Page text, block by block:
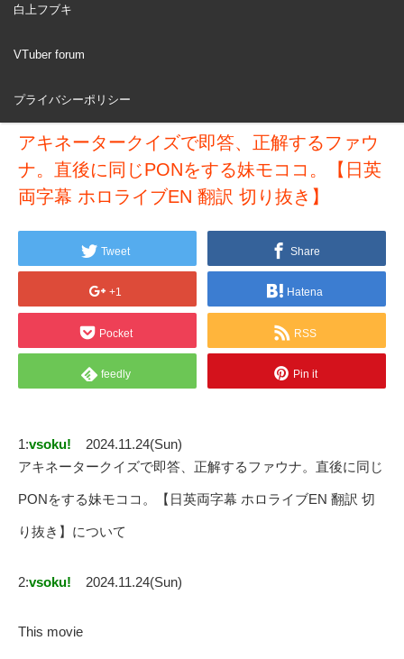
白上フブキ
VTuber forum
プライバシーポリシー
アキネータークイズで即答、正解するファウ
ナ。直後に同じPONをする妹モココ。【日英
両字幕 ホロライブEN 翻訳 切り抜き】
Tweet Share
+1 Hatena
Pocket RSS
feedly Pin it
1:vsoku!
2024.11.24(Sun)
アキネータークイズで即答、正解するファウナ。直後に同じ
PONをする妹モココ。【日英両字幕 ホロライブEN 翻訳 切
り抜き】について
2:vsoku! 2024.11.24(Sun)
This movie